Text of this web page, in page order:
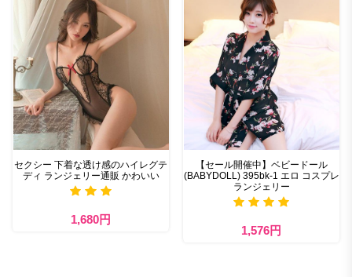
セクシー 下着​な透け感のハイレグテ
ディ ランジェリー通販 かわいい
1,680円
【セール開催中】ベビードール
(BABYDOLL) 395bk-1 エロ コスプレ
ランジェリー
1,576円